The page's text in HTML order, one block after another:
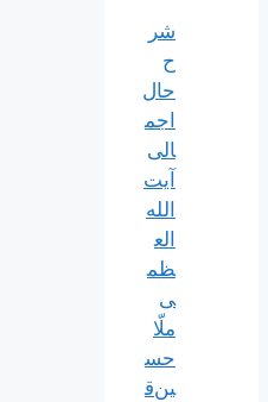
شر
ح
حال
اجم
الی
آیت‌
الله‌
الع
ظم
ی
ملّا
حس
ین‌ق